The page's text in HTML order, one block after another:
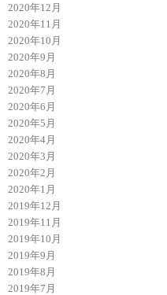
2020年12月
2020年11月
2020年10月
2020年9月
2020年8月
2020年7月
2020年6月
2020年5月
2020年4月
2020年3月
2020年2月
2020年1月
2019年12月
2019年11月
2019年10月
2019年9月
2019年8月
2019年7月